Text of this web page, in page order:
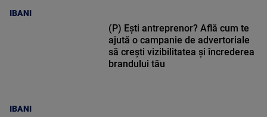
IBANI
IBANI
(P) Ești antreprenor? Află cum te
ajută o campanie de advertoriale
să crești vizibilitatea și încrederea
brandului tău